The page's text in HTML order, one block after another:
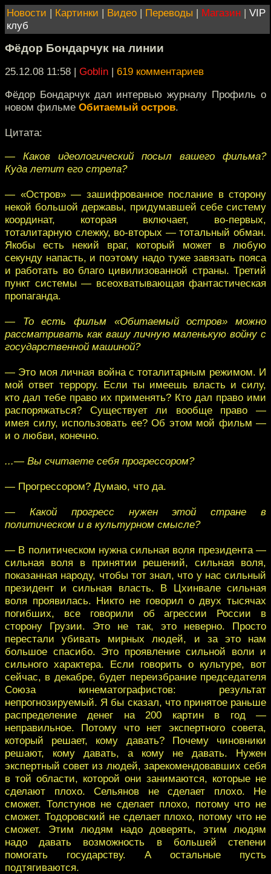
Новости | Картинки | Видео | Переводы | Магазин | VIP
клуб
Фёдор Бондарчук на линии
25.12.08 11:58 | Goblin | 619 комментариев
Фёдор Бондарчук дал интервью журналу Профиль о
новом фильме Обитаемый остров.
Цитата:
— Каков идеологический посыл вашего фильма?
Куда летит его стрела?
— «Остров» — зашифрованное послание в сторону
некой большой державы, придумавшей себе систему
координат, которая включает, во-первых,
тоталитарную слежку, во-вторых — тотальный обман.
Якобы есть некий враг, который может в любую
секунду напасть, и поэтому надо туже завязать пояса
и работать во благо цивилизованной страны. Третий
пункт системы — всеохватывающая фантастическая
пропаганда.
— То есть фильм «Обитаемый остров» можно
рассматривать как вашу личную маленькую войну с
государственной машиной?
— Это моя личная война с тоталитарным режимом. И
мой ответ террору. Если ты имеешь власть и силу,
кто дал тебе право их применять? Кто дал право ими
распоряжаться? Существует ли вообще право —
имея силу, использовать ее? Об этом мой фильм —
и о любви, конечно.
...— Вы считаете себя прогрессором?
— Прогрессором? Думаю, что да.
— Какой прогресс нужен этой стране в
политическом и в культурном смысле?
— В политическом нужна сильная воля президента —
сильная воля в принятии решений, сильная воля,
показанная народу, чтобы тот знал, что у нас сильный
президент и сильная власть. В Цхинвале сильная
воля проявилась. Никто не говорил о двух тысячах
погибших, все говорили об агрессии России в
сторону Грузии. Это не так, это неверно. Просто
перестали убивать мирных людей, и за это нам
большое спасибо. Это проявление сильной воли и
сильного характера. Если говорить о культуре, вот
сейчас, в декабре, будет переизбрание председателя
Союза кинематографистов: результат
непрогнозируемый. Я бы сказал, что принятое раньше
распределение денег на 200 картин в год —
неправильное. Потому что нет экспертного совета,
который решает, кому давать? Почему чиновники
решают, кому давать, а кому не давать. Нужен
экспертный совет из людей, зарекомендовавших себя
в той области, которой они занимаются, которые не
сделают плохо. Сельянов не сделает плохо. Не
сможет. Толстунов не сделает плохо, потому что не
сможет. Тодоровский не сделает плохо, потому что не
сможет. Этим людям надо доверять, этим людям
надо давать возможность в большей степени
помогать государству. А остальные пусть
подтягиваются.